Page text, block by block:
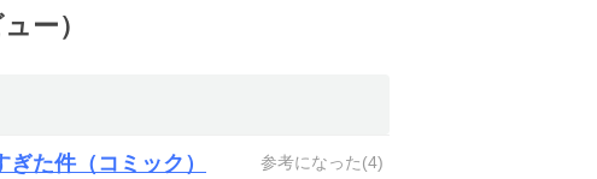
ー）
た件（コミック） 参考になった(4)